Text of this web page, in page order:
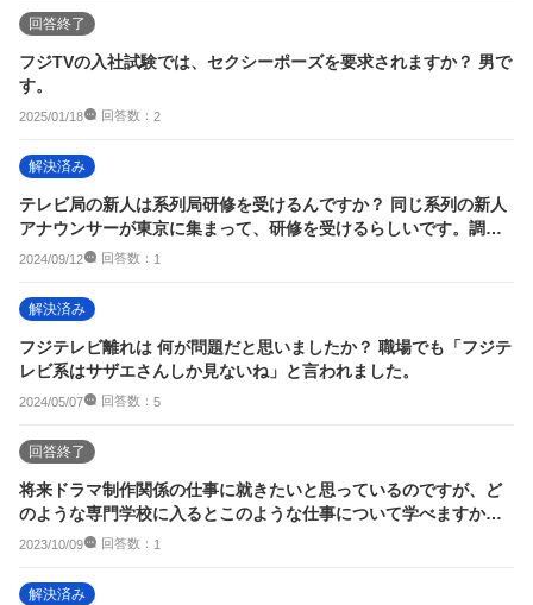
回答終了
フジTVの入社試験では、セクシーポーズを要求されますか？ 男で
す。
2025/01/18 回答数： 2
解決済み
テレビ局の新人は系列局研修を受けるんですか？ 同じ系列の新人
アナウンサーが東京に集まって、研修を受けるらしいです。調べ
た感じフジテレ...
2024/09/12 回答数： 1
解決済み
フジテレビ離れは 何が問題だと思いましたか？ 職場でも「フジテ
レビ系はサザエさんしか見ないね」と言われました。
2024/05/07 回答数： 5
回答終了
将来ドラマ制作関係の仕事に就きたいと思っているのですが、ど
のような専門学校に入るとこのような仕事について学べますか？
※しごとカタロ...
2023/10/09 回答数： 1
解決済み